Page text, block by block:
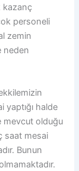
kazanç
personeli
zemin
neden
yaptığı halde
mevcut olduğu
saat mesai
Bunun